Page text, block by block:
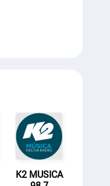
K2 MUSICA